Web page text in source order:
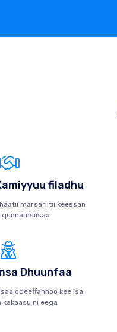
filadhu
marsariitii keessan
Dhuunfaa
odeeffannoo kee isa
kakaasu ni eega